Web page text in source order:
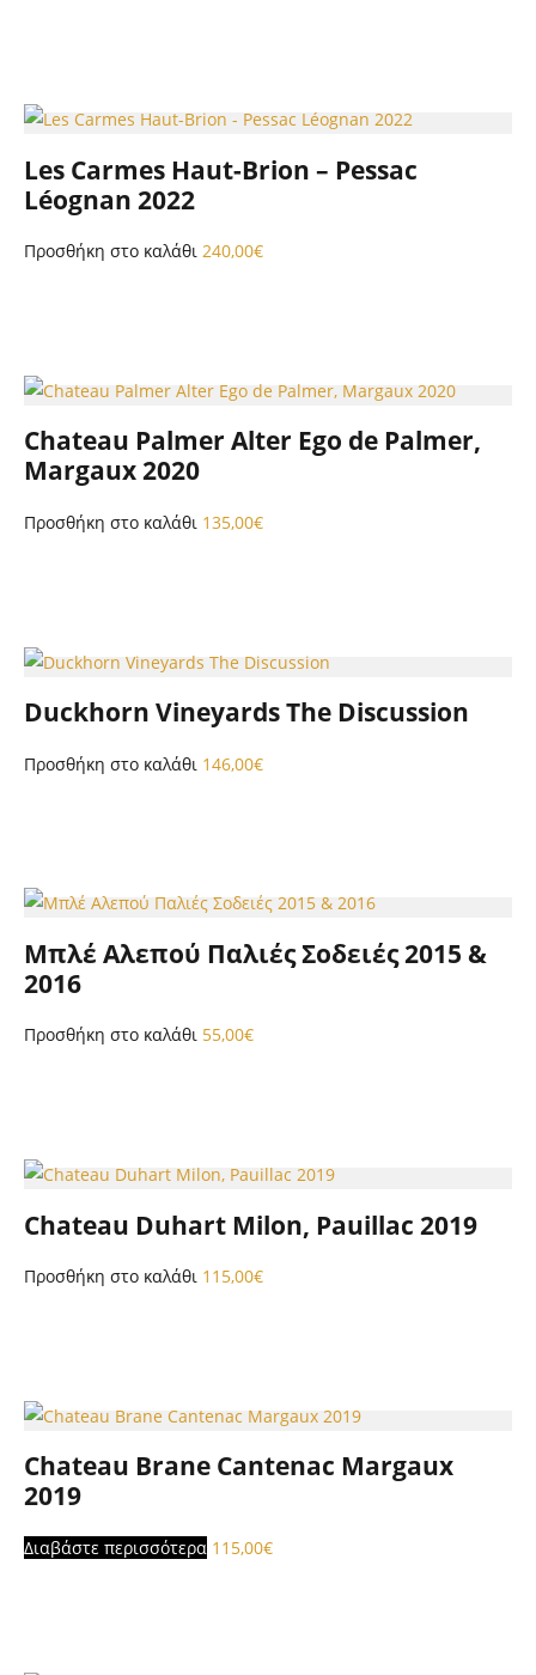
Les Carmes Haut-Brion – Pessac
Léognan 2022
Προσθήκη στο καλάθι 240,00€
Chateau Palmer Alter Ego de Palmer,
Margaux 2020
Προσθήκη στο καλάθι 135,00€
Duckhorn Vineyards The Discussion
Προσθήκη στο καλάθι 146,00€
Μπλέ Αλεπού Παλιές Σοδειές 2015 &
2016
Προσθήκη στο καλάθι 55,00€
Chateau Duhart Milon, Pauillac 2019
Προσθήκη στο καλάθι 115,00€
Chateau Brane Cantenac Margaux
2019
Διαβάστε περισσότερα 115,00€